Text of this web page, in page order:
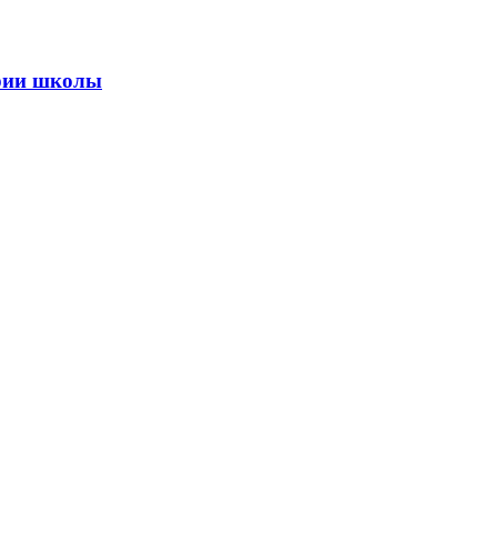
школы